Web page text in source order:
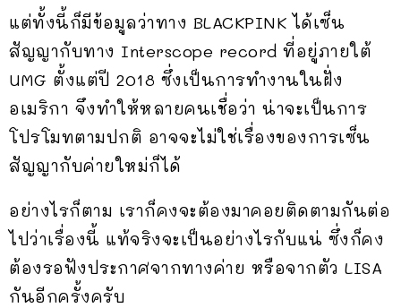
แต่ทั้งนี้ก็มีข้อมูลว่าทาง BLACKPINK ได้เซ็น
สัญญากับทาง Interscope record ที่อยู่ภายใต้
UMG ตั้งแต่ปี 2018 ซึ่งเป็นการทำงานในฝั่ง
อเมริกา จึงทำให้หลายคนเชื่อว่า น่าจะเป็นการ
โปรโมทตามปกติ อาจจะไม่ใช่เรื่องของการเซ็น
สัญญากับค่ายใหม่ก็ได้
อย่างไรก็ตาม เราก็คงจะต้องมาคอยติดตามกันต่อ
ไปว่าเรื่องนี้ แท้จริงจะเป็นอย่างไรกับแน่ ซึ่งก็คง
ต้องรอฟังประกาศจากทางค่าย หรือจากตัว LISA
กันอีกครั้งครับ